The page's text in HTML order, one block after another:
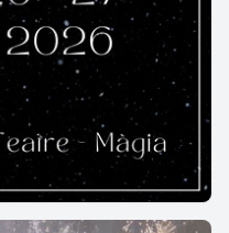
/ entorn natural /
cotxe; per accedir a